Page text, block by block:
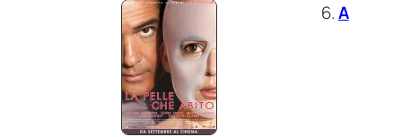
6.A